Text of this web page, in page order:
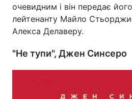
очевидним і він передає
лейтенанту Майло
Алекса Делаверу.
"Не тупи", Джен Синсеро